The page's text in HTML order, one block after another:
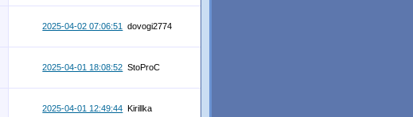
2025-04-02 07:06:51 dovogi2774
2025-04-01 18:08:52 StoProC
2025-04-01 12:49:44 Kirillka